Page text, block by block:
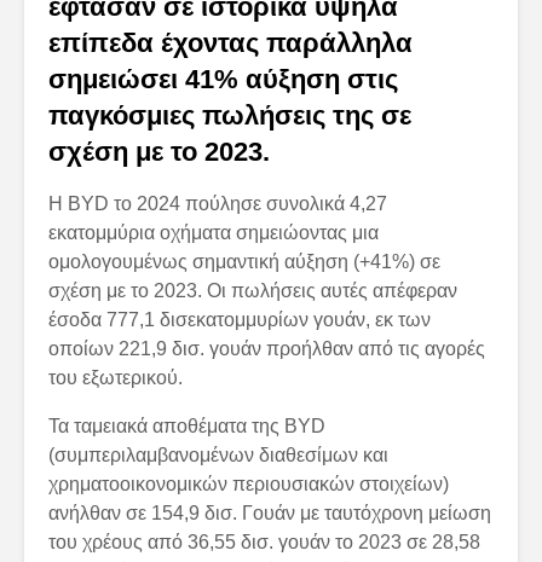
έφτασαν σε ιστορικά υψηλά
επίπεδα έχοντας παράλληλα
σημειώσει 41% αύξηση στις
παγκόσμιες πωλήσεις της σε
σχέση με το 2023.
H BYD το 2024 πούλησε συνολικά 4,27
εκατομμύρια οχήματα σημειώοντας μια
ομολογουμένως σημαντική αύξηση (+41%) σε
σχέση με το 2023. Οι πωλήσεις αυτές απέφεραν
έσοδα 777,1 δισεκατομμυρίων γουάν, εκ των
οποίων 221,9 δισ. γουάν προήλθαν από τις αγορές
του εξωτερικού.
Τα ταμειακά αποθέματα της BYD
(συμπεριλαμβανομένων διαθεσίμων και
χρηματοοικονομικών περιουσιακών στοιχείων)
ανήλθαν σε 154,9 δισ. Γουάν με ταυτόχρονη μείωση
του χρέους από 36,55 δισ. γουάν το 2023 σε 28,58